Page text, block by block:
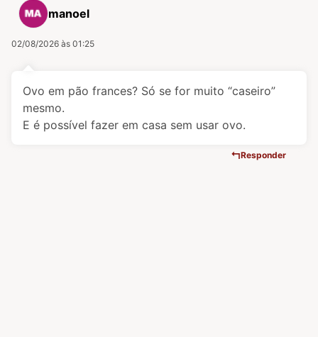
manoel
02/08/2026 às 01:25
Ovo em pão frances? Só se for muito “caseiro”
mesmo.
E é possível fazer em casa sem usar ovo.
Responder